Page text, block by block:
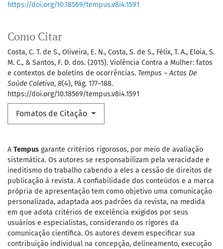
Como Citar
Costa, C. T. de S., Oliveira, E. N., Costa, S. de S., Félix, T. A., Eloia, S.
M. C., & Santos, F. D. dos. (2015). Violência Contra a Mulher: fatos
e contextos de boletins de ocorrências. Tempus – Actas De
Saúde Coletiva, 8(4), Pág. 177–188.
https://doi.org/10.18569/tempus.v8i4.1591
Fomatos de Citação
https://doi.org/10.18569/tempus.v8i4.1591
A Tempus garante critérios rigorosos, por meio de avaliação
sistemática. Os autores se responsabilizam pela veracidade e
ineditismo do trabalho cabendo a eles a cessão de direitos de
publicação à revista. A confiabilidade dos conteúdos e a marca
própria de apresentação tem como objetivo uma comunicação
personalizada, adaptada aos padrões da revista, na medida
em que adota critérios de excelência exigidos por seus
usuários e especialistas, considerando os rigores da
comunicação científica. Os autores devem especificar sua
contribuição individual na concepção, delineamento, execução